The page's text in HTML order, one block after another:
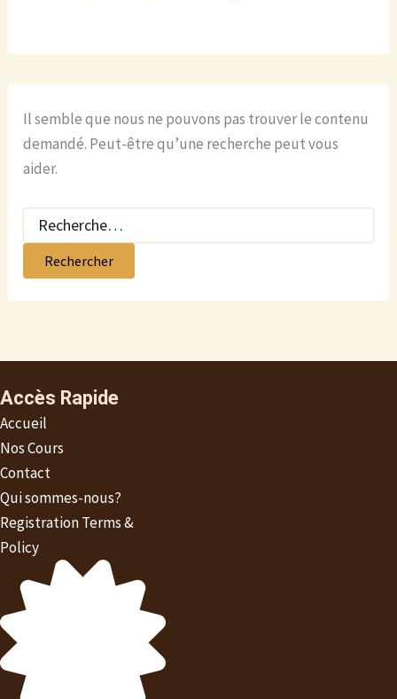
Il semble que nous ne pouvons pas trouver le contenu
demandé. Peut-être qu’une recherche peut vous
aider.
Accès Rapide
Accueil
Nos Cours
Contact
Qui sommes-nous?
Registration Terms &
Policy